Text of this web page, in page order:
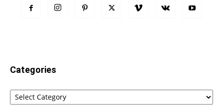
Categories
Categories